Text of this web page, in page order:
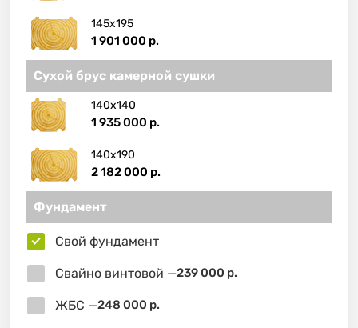
145х195
1 901 000 р.
Сухой брус камерной сушки
140х140
1 935 000 р.
140х190
2 182 000 р.
Фундамент
Свой фундамент
Свайно винтовой —239 000 р.
ЖБС —248 000 р.